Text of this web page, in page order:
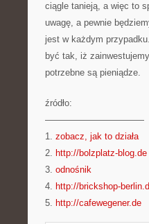
ciągle tanieją, a więc to
uwagę, a pewnie
jest w każdym
być tak, iż
potrzebne są pieniądze.
źródło:
———————————
1. zobacz, jak to działa
2. http://bolzplatz-blog.de
3. odnośnik
4. http://brickshop-
5. http://cafewegener.de